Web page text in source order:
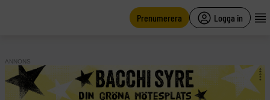
Prenumerera Logga in
ANNONS